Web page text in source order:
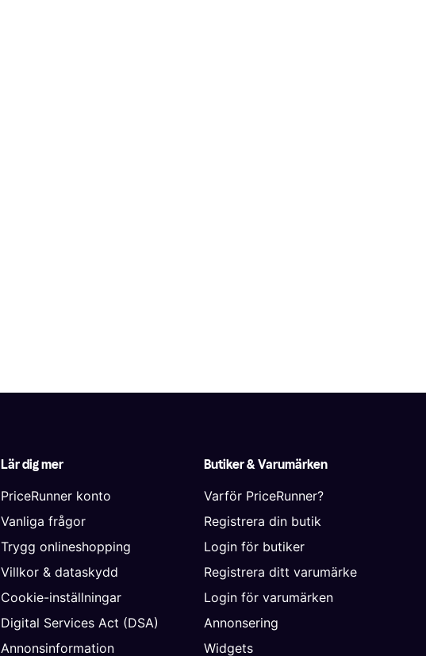
Lär dig mer
PriceRunner konto
Vanliga frågor
Trygg onlineshopping
Villkor & dataskydd
Cookie-inställningar
Digital Services Act (DSA)
Annonsinformation
Butiker & Varumärken
Varför PriceRunner?
Registrera din butik
Login för butiker
Registrera ditt varumärke
Login för varumärken
Annonsering
Widgets